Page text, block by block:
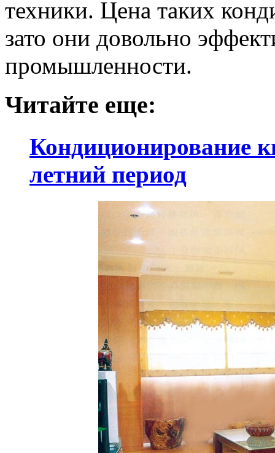
техники. Цена таких
зато они довольно
промышленности.
Читайте еще:
Кондиционирование
летний период